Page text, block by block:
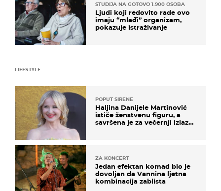
STUDIJA NA GOTOVO 1.900 OSOBA
Ljudi koji redovito rade ovo
imaju “mlađi” organizam,
pokazuje istraživanje
LIFESTYLE
POPUT SIRENE
Haljina Danijele Martinović
ističe ženstvenu figuru, a
savršena je za večernji izlazak
ZA KONCERT
Jedan efektan komad bio je
dovoljan da Vannina ljetna
kombinacija zablista